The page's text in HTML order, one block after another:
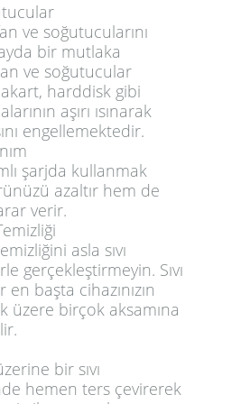
ve soğutucularını
bir mutlaka
ve soğutucular
harddisk gibi
aşırı ısınarak
engellemektedir.
şarjda kullanmak
azaltır hem de
verir.
asla sıvı
gerçekleştirmeyin. Sıvı
başta cihazınızın
üzere birçok aksamına
bir sıvı
hemen ters çevirerek